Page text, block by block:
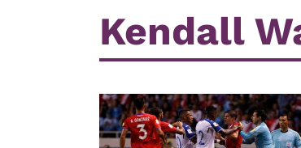
Kendall